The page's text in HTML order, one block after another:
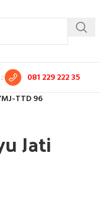
: 081 229 222 35
TTD 96
Jati